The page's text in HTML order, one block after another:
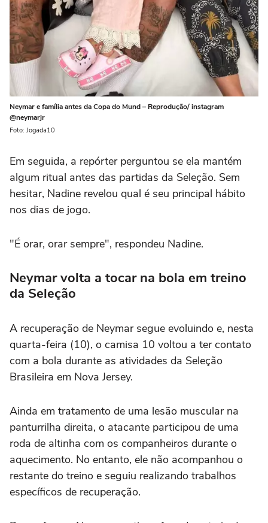
Neymar e família antes da Copa do Mund – Reprodução/ instagram
@neymarjr
Foto: Jogada10
Em seguida, a repórter perguntou se ela mantém
algum ritual antes das partidas da Seleção. Sem
hesitar, Nadine revelou qual é seu principal hábito
nos dias de jogo.
"É orar, orar sempre", respondeu Nadine.
Neymar volta a tocar na bola em treino
da Seleção
A recuperação de Neymar segue evoluindo e, nesta
quarta-feira (10), o camisa 10 voltou a ter contato
com a bola durante as atividades da Seleção
Brasileira em Nova Jersey.
Ainda em tratamento de uma lesão muscular na
panturrilha direita, o atacante participou de uma
roda de altinha com os companheiros durante o
aquecimento. No entanto, ele não acompanhou o
restante do treino e seguiu realizando trabalhos
específicos de recuperação.